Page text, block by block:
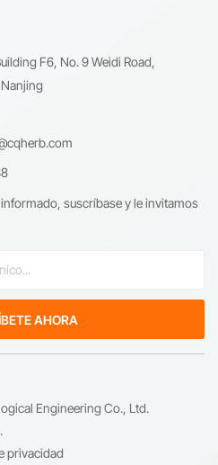
F6, No. 9 Weidi Road,
suscríbase y le invitamos
Engineering Co., Ltd.
privacidad